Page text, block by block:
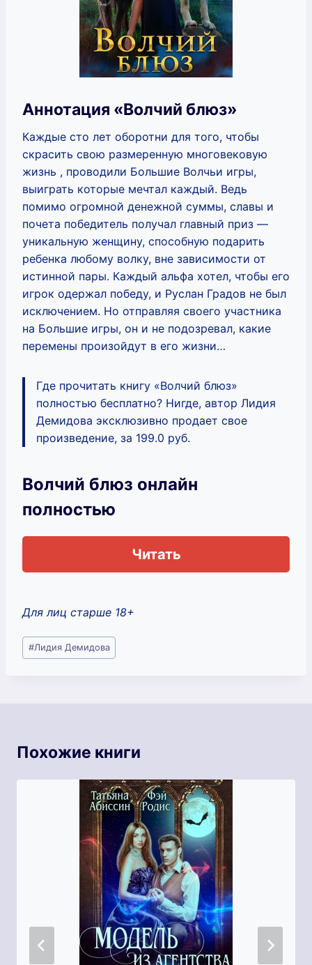
Аннотация «Волчий блюз»
Каждые сто лет оборотни для того, чтобы
скрасить свою размеренную многовековую
жизнь , проводили Большие Волчьи игры,
выиграть которые мечтал каждый. Ведь
помимо огромной денежной суммы, славы и
почета победитель получал главный приз —
уникальную женщину, способную подарить
ребенка любому волку, вне зависимости от
истинной пары. Каждый альфа хотел, чтобы его
игрок одержал победу, и Руслан Градов не был
исключением. Но отправляя своего участника
на Большие игры, он и не подозревал, какие
перемены произойдут в его жизни…
Где прочитать книгу «Волчий блюз»
полностью бесплатно? Нигде, автор Лидия
Демидова эксклюзивно продает свое
произведение, за 199.0 руб.
Волчий блюз онлайн
полностью
Читать
Для лиц старше 18+
Метки
записи:
#Лидия Демидова
Похожие книги